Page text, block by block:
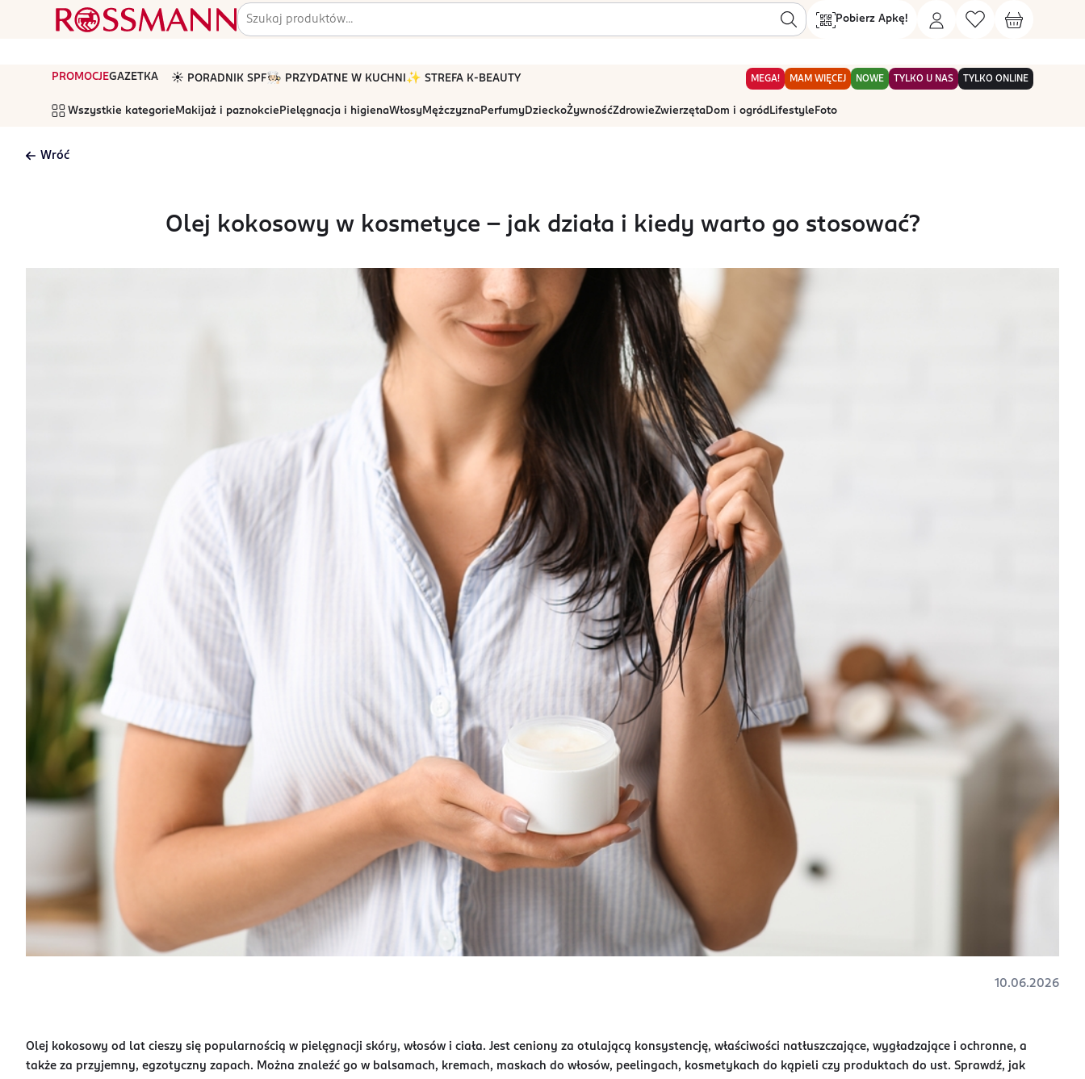
Pobierz Apkę!
PROMOCJEGAZETKA ☀️ PORADNIK SPF🧑🏻‍🍳 PRZYDATNE W KUCHNI ✨ STREFA K-BEAUTY MEGA! MAM WIĘCEJ NOWE TYLKO U NAS TYLKO ONLINE
Wszystkie kategorie Makijaż i paznokcie Pielęgnacja i higienaWłosyMężczyznaPerfumyDzieckoŻywnośćZdrowieZwierzętaDom i ogród Lifestyle Foto
Wróć
Olej kokosowy w kosmetyce – jak działa i kiedy warto go stosować?
10.06.2026
Olej kokosowy od lat cieszy się popularnością w pielęgnacji skóry, włosów i ciała. Jest ceniony za otulającą konsystencję, właściwości natłuszczające, wygładzające i ochronne, a
także za przyjemny, egzotyczny zapach. Można znaleźć go w balsamach, kremach, maskach do włosów, peelingach, kosmetykach do kąpieli czy produktach do ust. Sprawdź, jak